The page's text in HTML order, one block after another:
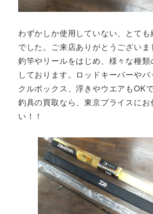
わずかしか使用していない、とても
でした。ご来店ありがとうございま
釣竿やリールをはじめ、様々な種類
しております。ロッドキーパーやバ
クルボックス、浮きやウエアもOKで
釣具の買取なら、東京プライスにお
い！！